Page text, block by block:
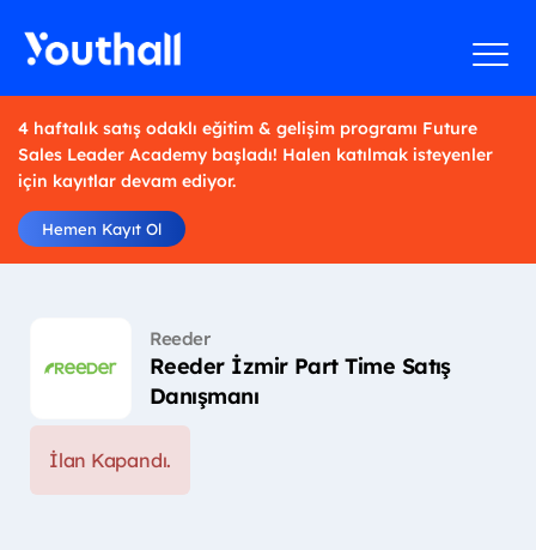
4 haftalık satış odaklı eğitim & gelişim programı Future
Sales Leader Academy başladı! Halen katılmak isteyenler
için kayıtlar devam ediyor.
Hemen Kayıt Ol
Reeder
Reeder İzmir Part Time Satış
Danışmanı
İlan Kapandı.